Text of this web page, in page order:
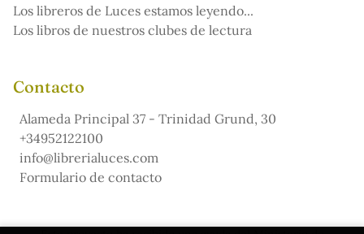
Los libreros de Luces estamos leyendo...
Los libros de nuestros clubes de lectura
Contacto
Alameda Principal 37 - Trinidad Grund, 30
+34952122100
info@librerialuces.com
Formulario de contacto